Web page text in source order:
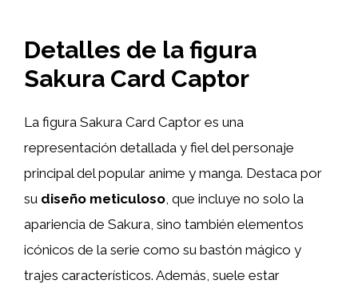
Detalles de la figura
Sakura Card Captor
La figura Sakura Card Captor es una
representación detallada y fiel del personaje
principal del popular anime y manga. Destaca por
su diseño meticuloso, que incluye no solo la
apariencia de Sakura, sino también elementos
icónicos de la serie como su bastón mágico y
trajes característicos. Además, suele estar